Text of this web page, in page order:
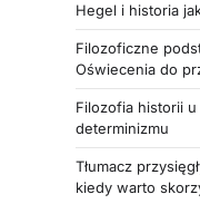
Hegel i historia
Filozoficzne
Oświecenia do
Filozofia historii
determinizmu
Tłumacz
kiedy warto